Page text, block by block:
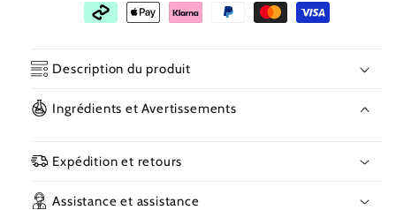
Time
Acti
Conditioning
Description du produit
Ingrédients et Avertissements
Expédition et retours
Assistance et assistance